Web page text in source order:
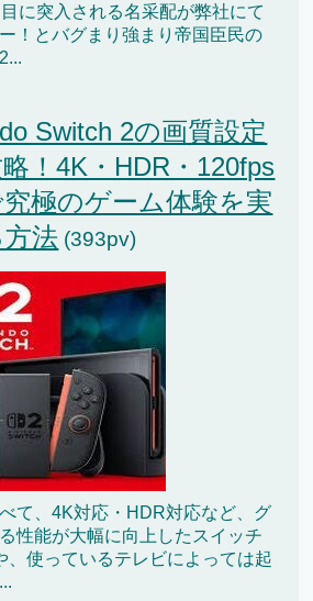
に突入される名采配が弊社にて
！とバグまり強まり帝国臣民の
Switch 2の画質設定
！4K・HDR・120fps
極のゲーム体験を実
法 (393pv)
て、4K対応・HDR対応など、グ
性能が大幅に向上したスイッチ
、使っているテレビによっては起